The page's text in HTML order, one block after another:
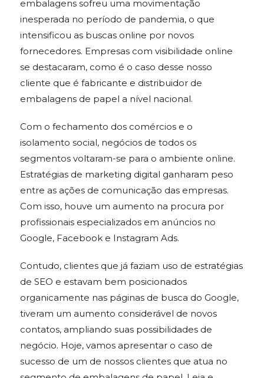
embalagens sofreu uma movimentação
inesperada no período de pandemia, o que
intensificou as buscas online por novos
fornecedores. Empresas com visibilidade online
se destacaram, como é o caso desse nosso
cliente que é fabricante e distribuidor de
embalagens de papel a nível nacional.
Com o fechamento dos comércios e o
isolamento social, negócios de todos os
segmentos voltaram-se para o ambiente online.
Estratégias de marketing digital ganharam peso
entre as ações de comunicação das empresas.
Com isso, houve um aumento na procura por
profissionais especializados em anúncios no
Google, Facebook e Instagram Ads.
Contudo, clientes que já faziam uso de estratégias
de SEO e estavam bem posicionados
organicamente nas páginas de busca do Google,
tiveram um aumento considerável de novos
contatos, ampliando suas possibilidades de
negócio. Hoje, vamos apresentar o caso de
sucesso de um de nossos clientes que atua no